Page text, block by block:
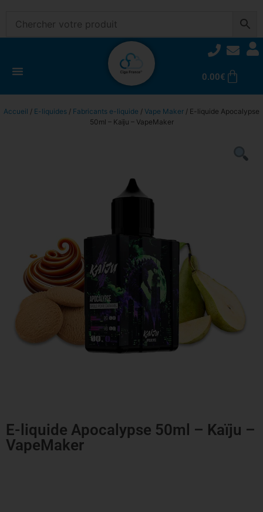
0.00€
Accueil / E-liquides / Fabricants e-liquide / Vape Maker / E-liquide Apocalypse
50ml – Kaïju – VapeMaker
E-liquide Apocalypse 50ml – Kaïju –
VapeMaker